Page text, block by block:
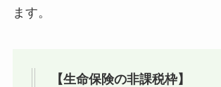
ます。
【生命保険の非課税枠】